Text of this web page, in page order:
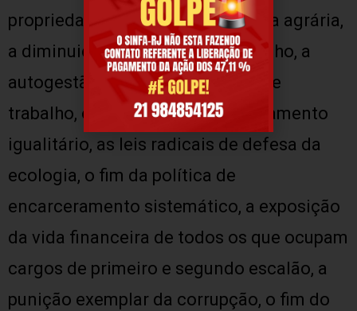
propriedade de imóveis, a reforma agrária,
a diminuição da jornada de trabalho, a
autogestão de fábricas e locais de
trabalho, o salário máximo, o casamento
igualitário, as leis radicais de defesa da
ecologia, o fim da política de
encarceramento sistemático, a exposição
da vida financeira de todos os que ocupam
cargos de primeiro e segundo escalão, a
punição exemplar da corrupção, o fim do